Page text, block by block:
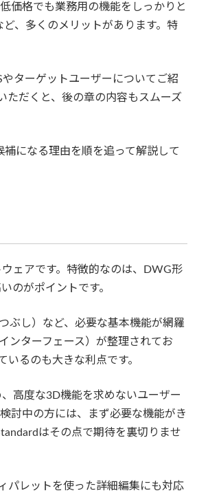
価格でも業務用の機能をしっかりと
、多くのメリットがあります。特
ターゲットユーザーについてご紹
ただくと、後の章の内容もスムーズ
になる理由を順を追って解説して
ェアです。特徴的なのは、DWG形
のがポイントです。
ぶし）など、必要な基本機能が網羅
ンターフェース）が整理されてお
るのも大きな利点です。
高度な3D機能を求めないユーザー
討中の方には、まず必要な機能がき
はその点で期待を裏切りませ
パレットを使った詳細編集にも対応